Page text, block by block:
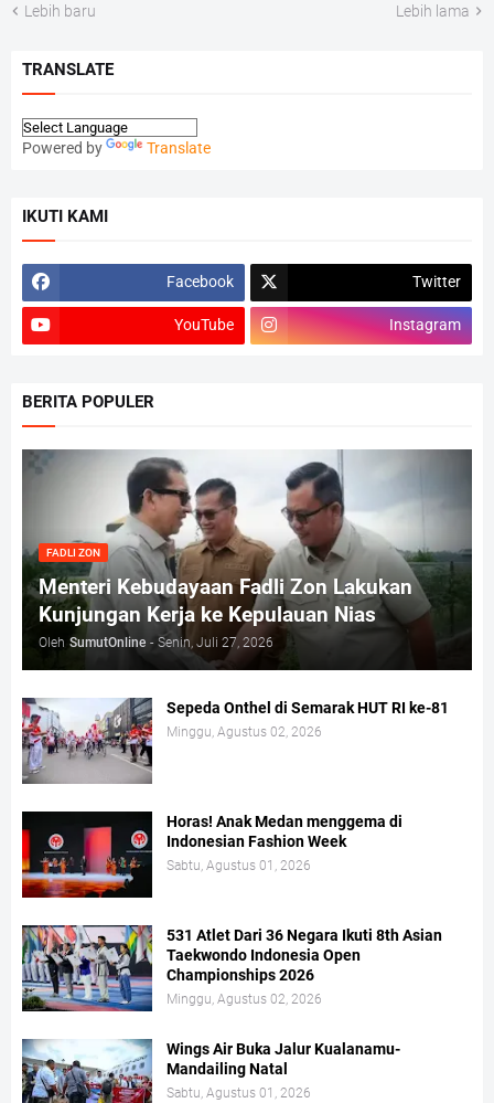
Lebih baru Lebih lama
TRANSLATE
Powered by Translate
IKUTI KAMI
Facebook Twitter
YouTube Instagram
BERITA POPULER
FADLI ZON
Menteri Kebudayaan Fadli Zon Lakukan
Kunjungan Kerja ke Kepulauan Nias
Oleh SumutOnline - Senin, Juli 27, 2026
Sepeda Onthel di Semarak HUT RI ke-81
Minggu, Agustus 02, 2026
Horas! Anak Medan menggema di
Indonesian Fashion Week
Sabtu, Agustus 01, 2026
531 Atlet Dari 36 Negara Ikuti 8th Asian
Taekwondo Indonesia Open
Championships 2026
Minggu, Agustus 02, 2026
Wings Air Buka Jalur Kualanamu-
Mandailing Natal
Sabtu, Agustus 01, 2026